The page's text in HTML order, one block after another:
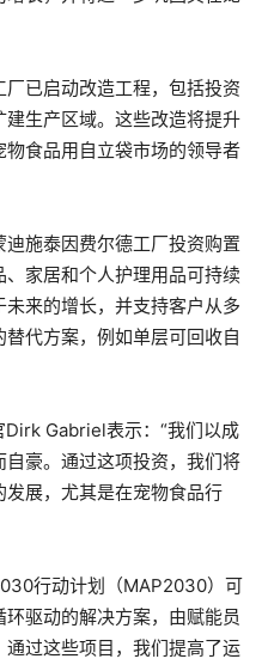
已启动改造工程，包括投资
生产区域。这些改造将提升
食品用自立袋市场的领导者
施泰因费尔德工厂投资购置
家居和个人护理用品可持续
来的增长，并支持客户从多
代方案，例如单层可回收自
Gabriel表示：“我们以成
豪。通过这项投资，我们将
展，尤其是在宠物食品行
行动计划（MAP2030）可
驱动的解决方案，由赋能员
过这些项目，我们提高了运